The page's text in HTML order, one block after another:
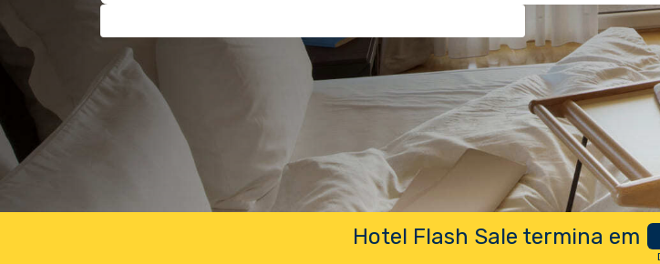
Hotel Flash Sale termina em